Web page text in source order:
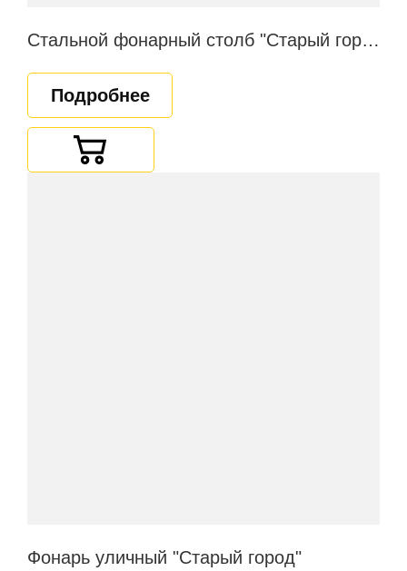
Стальной фонарный столб "Старый город"
Подробнее
Фонарь уличный "Старый город"